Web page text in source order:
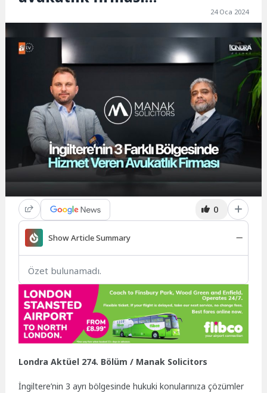
24 Oca 2024
0
Show Article Summary
Özet bulunamadı.
Londra Aktüel 274. Bölüm / Manak Solicitors
İngiltere’nin 3 ayrı bölgesinde hukuki konularınıza çözümler